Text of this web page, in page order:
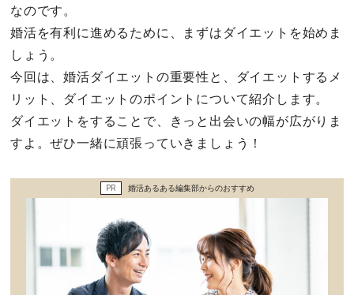
グルメ
趣味・旅行
不倫・だめ男
カルチャー・トレンド・芸能
なのです。
婚活を有利に進めるために、まずはダイエットを始めま
しょう。
今回は、婚活ダイエットの重要性と、ダイエットするメ
リット、ダイエットのポイントについて紹介します。
ダイエットをすることで、きっと出会いの幅が広がりま
すよ。ぜひ一緒に頑張っていきましょう！
PR 婚活あるある編集部からのおすすめ